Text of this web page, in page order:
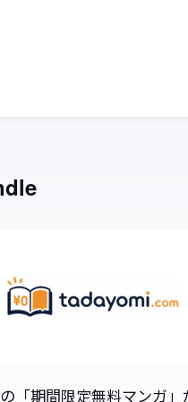
「期間限定無料マンガ」